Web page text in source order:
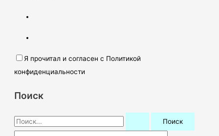
Я прочитал и согласен с Политикой
конфиденциальности
Поиск
П
о